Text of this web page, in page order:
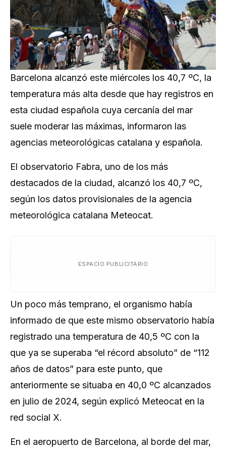
Barcelona alcanzó este miércoles los 40,7 ºC, la
temperatura más alta desde que hay registros en
esta ciudad española cuya cercanía del mar
suele moderar las máximas, informaron las
agencias meteorológicas catalana y española.
El observatorio Fabra, uno de los más
destacados de la ciudad, alcanzó los 40,7 ºC,
según los datos provisionales de la agencia
meteorológica catalana Meteocat.
ESPACIO PUBLICITARIO
Un poco más temprano, el organismo había
informado de que este mismo observatorio había
registrado una temperatura de 40,5 ºC con la
que ya se superaba “el récord absoluto” de “112
años de datos” para este punto, que
anteriormente se situaba en 40,0 ºC alcanzados
en julio de 2024, según explicó Meteocat en la
red social X.
En el aeropuerto de Barcelona, al borde del mar,